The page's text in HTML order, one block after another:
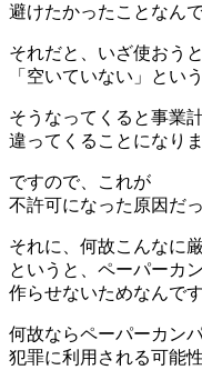
避けたかったことなんで
それだと、いざ使おう
「空いていない」とい
そうなってくると事業
違ってくることになりま
ですので、これが
不許可になった原因だ
それに、何故こんなに
というと、ペーパーカ
作らせないためなんです
何故ならペーパーカン
犯罪に利用される可能